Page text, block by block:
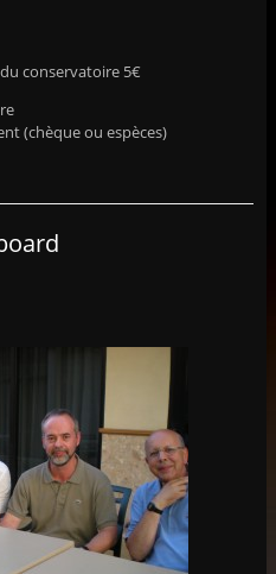
conservatoire 5€
(chèque ou espèces)